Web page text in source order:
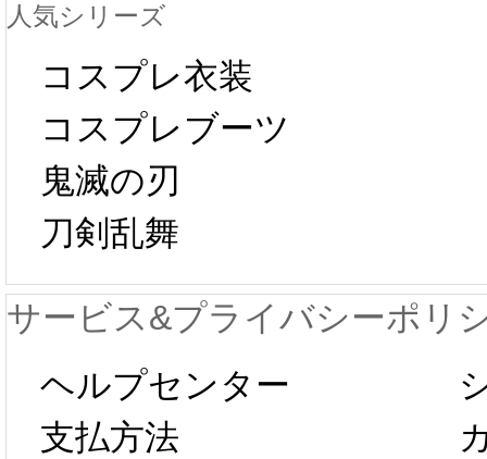
中国旧正月の影
響で2024年2月5
日から工場生産
が一時停止いた
します。 2月5日
以後のご注文
プレ
新春
人気シリーズ
コスプレ衣装
コスプレブーツ
鬼滅の刃
刀剣乱舞
サービス&プライバシーポリ
ヘルプセンター
支払方法